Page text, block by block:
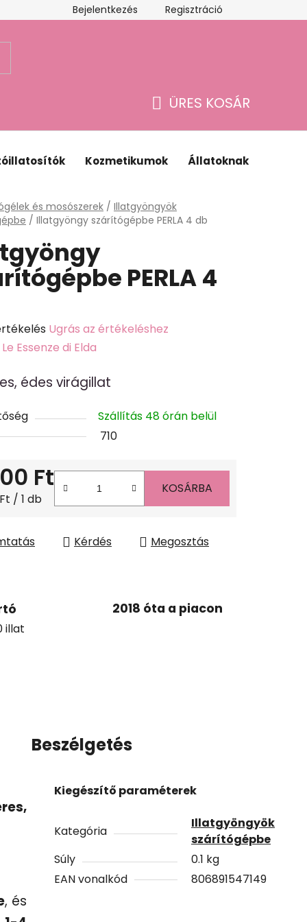
Webáruház értékelése
Bejelentkezés Regisztráció
ÜRES KOSÁR
Kozmetikumok Állatoknak
és mosószerek / Illatgyöngyök
/ Illatgyöngy szárítógépbe PERLA 4 db
PERLA 4
Ugrás az értékeléshez
Le Essenze di Elda
édes virágillat
Szállítás 48 órán belül
710
Ft
/ 1 db
KOSÁRBA
Kérdés Megosztás
illat
2018 óta a piacon
Beszélgetés
, és
Kiegészítő paraméterek
Kategória
Illatgyöngyök
szárítógépbe
Súly
0.1 kg
EAN vonalkód
806891547149